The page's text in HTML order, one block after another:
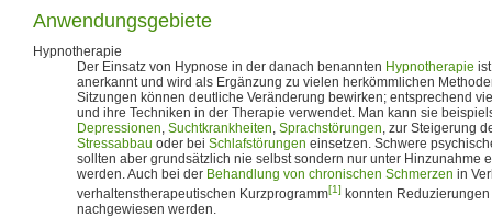
Anwendungsgebiete
Hypnotherapie
Der Einsatz von Hypnose in der danach benannten Hypnotherapie
anerkannt und wird als Ergänzung zu vielen herkömmlichen
Sitzungen können deutliche Veränderung bewirken; entsprechend
und ihre Techniken in der Therapie verwendet. Man kann sie
Depressionen Suchtkrankheiten Sprachstörungen , zur Steigerung
Stressabbau oder bei Schlafstörungen einsetzen. Schwere
sollten aber grundsätzlich nie selbst sondern nur unter Hinzunahme
werden. Auch bei der Behandlung von chronischen Schmerzen in
verhaltenstherapeutischen Kurzprogramm[1] konnten
nachgewiesen werden.